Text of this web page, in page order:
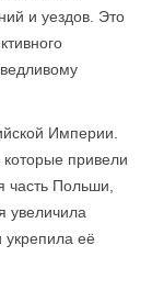
и уездов. Это
Империи.
привели
часть Польши,
увеличила
её